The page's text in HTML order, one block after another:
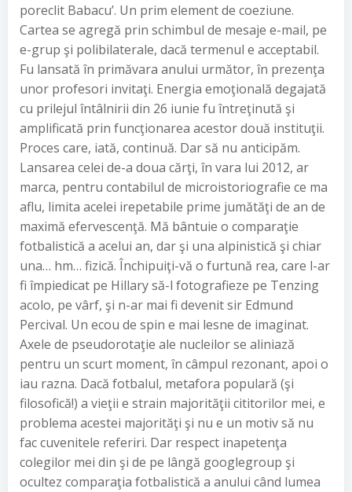
poreclit Babacu’. Un prim element de coeziune.
Cartea se agregă prin schimbul de mesaje e-mail, pe
e-grup şi polibilaterale, dacă termenul e acceptabil.
Fu lansată în primăvara anului următor, în prezenţa
unor profesori invitaţi. Energia emoţională degajată
cu prilejul întâlnirii din 26 iunie fu întreţinută şi
amplificată prin funcţionarea acestor două instituţii.
Proces care, iată, continuă. Dar să nu anticipăm.
Lansarea celei de-a doua cărţi, în vara lui 2012, ar
marca, pentru contabilul de microistoriografie ce ma
aflu, limita acelei irepetabile prime jumătăţi de an de
maximă efervescenţă. Mă bântuie o comparaţie
fotbalistică a acelui an, dar şi una alpinistică şi chiar
una… hm… fizică. Închipuiţi-vă o furtună rea, care l-ar
fi împiedicat pe Hillary să-l fotografieze pe Tenzing
acolo, pe vârf, şi n-ar mai fi devenit sir Edmund
Percival. Un ecou de spin e mai lesne de imaginat.
Axele de pseudorotaţie ale nucleilor se aliniază
pentru un scurt moment, în câmpul rezonant, apoi o
iau razna. Dacă fotbalul, metafora populară (şi
filosofică!) a vieţii e strain majorităţii cititorilor mei, e
problema acestei majorităţi şi nu e un motiv să nu
fac cuvenitele referiri. Dar respect inapetenţa
colegilor mei din şi de pe lângă googlegroup şi
ocultez comparaţia fotbalistică a anului când lumea